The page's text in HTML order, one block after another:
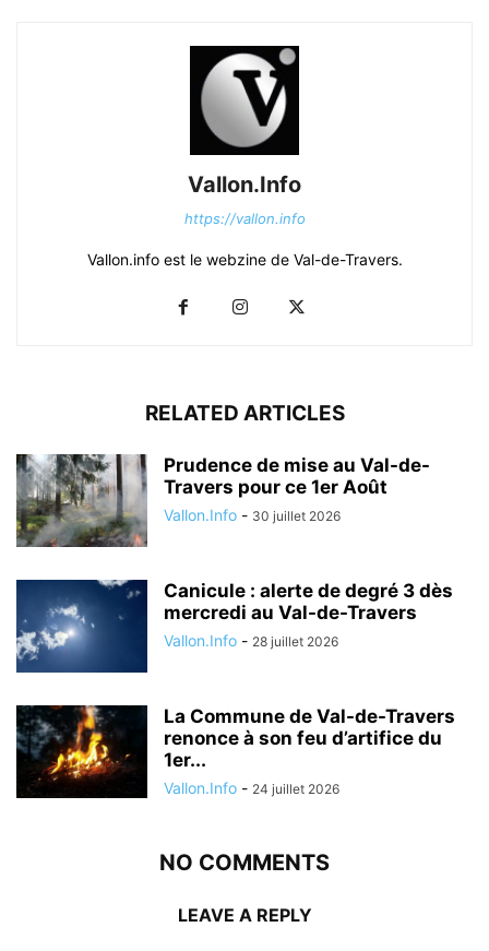
Vallon.Info
https://vallon.info
Vallon.info est le webzine de Val-de-Travers.
RELATED ARTICLES
Prudence de mise au Val-de-
Travers pour ce 1er Août
Vallon.Info - 30 juillet 2026
Canicule : alerte de degré 3 dès
mercredi au Val-de-Travers
Vallon.Info - 28 juillet 2026
La Commune de Val-de-Travers
renonce à son feu d’artifice du
1er...
Vallon.Info - 24 juillet 2026
NO COMMENTS
LEAVE A REPLY